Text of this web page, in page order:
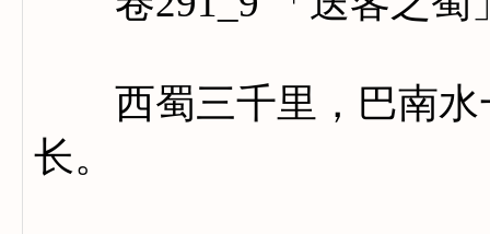
西蜀三千里，巴南水
长。